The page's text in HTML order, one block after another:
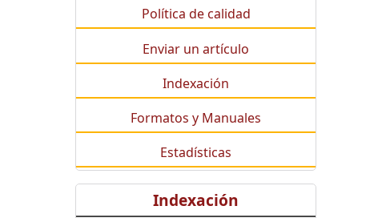
Política de calidad
Enviar un artículo
Indexación
Formatos y Manuales
Estadísticas
Indexación